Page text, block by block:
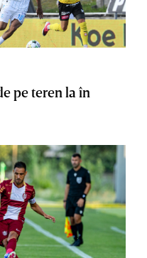
pe teren la în